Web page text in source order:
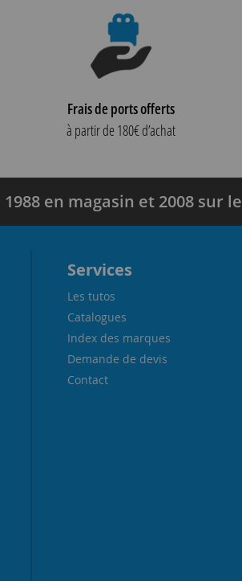
Frais de ports offerts
à partir de 180€ d’achat
en magasin et 2008 sur
Services
Les tutos
Catalogues
Index des marques
Demande de devis
Contact